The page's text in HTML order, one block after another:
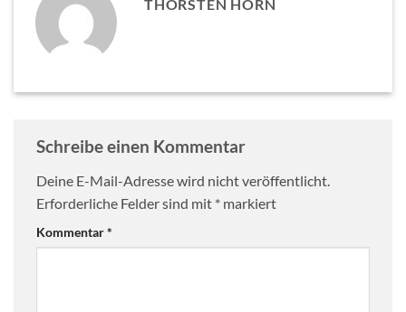
THORSTEN HORN
Schreibe einen Kommentar
Deine E-Mail-Adresse wird nicht veröffentlicht.
Erforderliche Felder sind mit * markiert
Kommentar*